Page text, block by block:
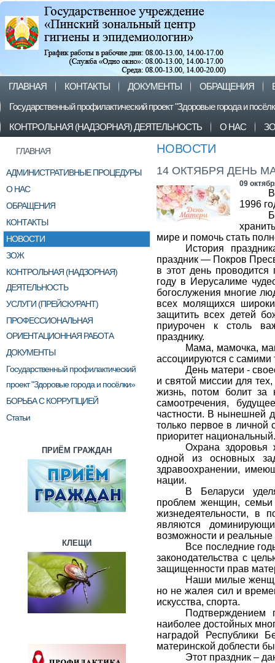
ГЛАВНАЯ КОНТАКТЫ ДОКУМЕНТЫ ОБРАЩЕНИЯ
Государственный профилактический проект "Здоровые города и
КОНТРОЛЬНАЯ (НАДЗОРНАЯ) ДЕЯТЕЛЬНОСТЬ
О НАС
ГЛАВНАЯ
АДМИНИСТРАТИВНЫЕ ПРОЦЕДУРЫ
О НАС
ОБРАЩЕНИЯ
КОНТАКТЫ
НОВОСТИ
ЗОЖ
КОНТРОЛЬНАЯ (НАДЗОРНАЯ)
ДЕЯТЕЛЬНОСТЬ
УСЛУГИ (ПРЕЙСКУРАНТ)
ПРОФЕССИОНАЛЬНАЯ
ОРИЕНТАЦИОННАЯ РАБОТА
ДОКУМЕНТЫ
Государственный профилактический
проект "Здоровые города и посёлки»
БОРЬБА С КОРРУПЦИЕЙ
Статьи
ПРИЁМ ГРАЖДАН
КЛЕЩИ
НОВОСТИ
14 ОКТЯБРЯ ДЕНЬ
09
1996
мире и помочь стать
История
праздник — Покров
в этот день проводится
году в Иерусалиме
богослужения многие
всех молящихся
защитить всех детей
приурочен к столь
празднику.
Мама, мамочка,
ассоциируются с
День матери -
и святой миссии для
жизнь, потом болит за
самоотречения,
частности. В нынешней
только первое в личной
приоритет национальный.
Охрана здоровья
одной из основных
здравоохранении,
нации.
В Беларуси
проблем женщин,
жизнедеятельности, в
являются
возможности и
Все последние
законодательства с
защищенности прав
Наши милые
но не жалея сил и
искусства, спорта.
Подтверждением
наиболее достойных
наградой Республики
материнской доблести
Этот праздник –